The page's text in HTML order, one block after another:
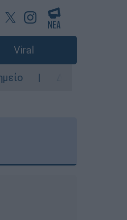
Viral
Δίωξη για